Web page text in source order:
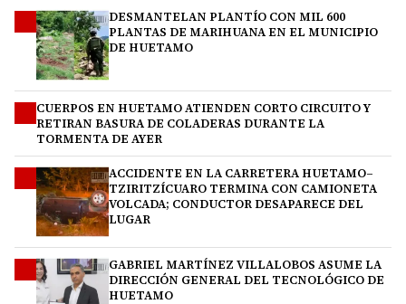
DESMANTELAN PLANTÍO CON MIL 600
PLANTAS DE MARIHUANA EN EL MUNICIPIO
DE HUETAMO
CUERPOS EN HUETAMO ATIENDEN CORTO CIRCUITO Y
RETIRAN BASURA DE COLADERAS DURANTE LA
TORMENTA DE AYER
ACCIDENTE EN LA CARRETERA HUETAMO–
TZIRITZÍCUARO TERMINA CON CAMIONETA
VOLCADA; CONDUCTOR DESAPARECE DEL
LUGAR
GABRIEL MARTÍNEZ VILLALOBOS ASUME LA
DIRECCIÓN GENERAL DEL TECNOLÓGICO DE
HUETAMO